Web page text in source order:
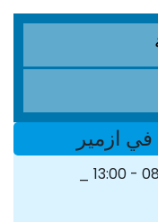
ازمیر